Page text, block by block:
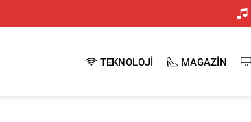
TEKNOLOJİ MAGAZİN